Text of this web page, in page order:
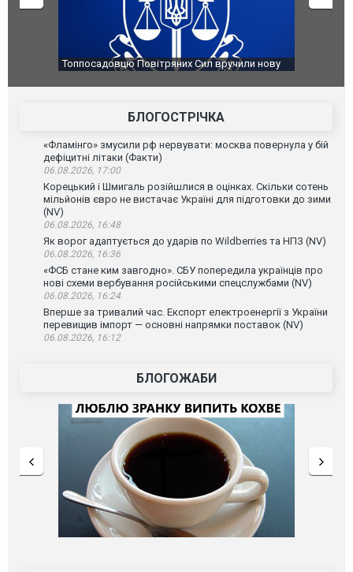
Сили оборони уразили Ярославський НПЗ:
губернатор регіону заявив про наймасштабнішу
атаку. ВІДЕО
Неймар
БЛОГОСТРІЧКА
«Фламінго» змусили рф нервувати: москва повернула у бій
дефіцитні літаки (Факти)
06.08.2026, 17:00
Корецький і Шмигаль розійшлися в оцінках. Скільки сотень
мільйонів євро не вистачає Україні для підготовки до зими
(NV)
06.08.2026, 16:48
Як ворог адаптується до ударів по Wildberries та НПЗ (NV)
06.08.2026, 16:36
«ФСБ стане ким завгодно». СБУ попередила українців про
нові схеми вербування російськими спецслужбами (NV)
06.08.2026, 16:24
Вперше за тривалий час. Експорт електроенергії з України
перевищив імпорт — основні напрямки поставок (NV)
06.08.2026, 16:12
БЛОГОЖАБИ